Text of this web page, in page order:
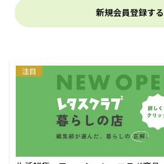
新規会員登録する
注目